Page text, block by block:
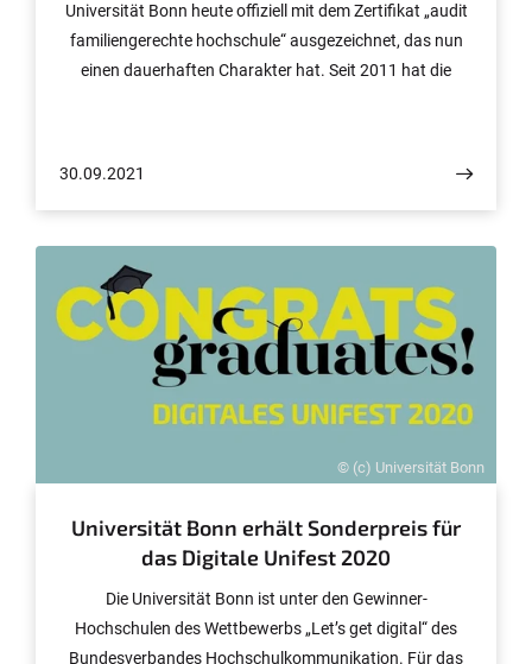
Universität Bonn heute offiziell mit dem Zertifikat „audit
familiengerechte hochschule“ ausgezeichnet, das nun
einen dauerhaften Charakter hat. Seit 2011 hat die
zu Ende.
30.09.2021
© (c) Universität Bonn
Universität Bonn erhält Sonderpreis für
das Digitale Unifest 2020
Die Universität Bonn ist unter den Gewinner-
Hochschulen des Wettbewerbs „Let’s get digital“ des
Bundesverbandes Hochschulkommunikation. Für das